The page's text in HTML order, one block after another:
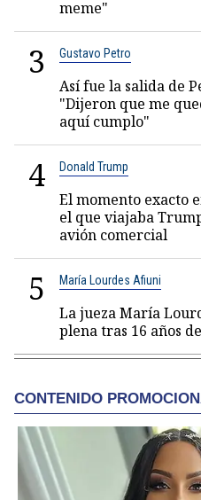
meme"
3 Gustavo Petro
Así fue la salida de
"Dijeron que me
aquí cumplo"
4 Donald Trump
El momento exacto
el que viajaba
avión comercial
5 María Lourdes Afiuni
La jueza María
plena tras 16 años